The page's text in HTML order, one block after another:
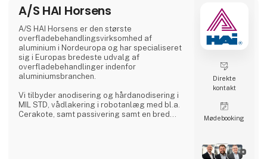
hospitalslogistik eller transport i grønne
områder.
A. Flensborg A/S kombinerer solid
håndværkstradition
A/S HAI Horsens
A/S HAI Horsens er den største
overfladebehandlingsvirksomhed af
aluminium i Nordeuropa og har specialiseret
sig i Europas bredeste udvalg af
overfladebehandlinger indenfor
aluminiumsbranchen.
Vi tilbyder anodisering og hårdanodisering i
MIL STD, vådlakering i robotanlæg med bl.a.
Cerakote, samt passivering samt en bred
Direkte
kontakt
Møde­booking